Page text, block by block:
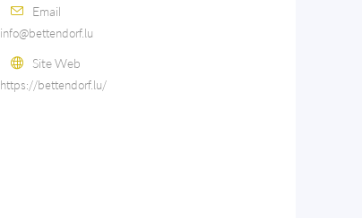
Email
info@bettendorf.lu
Site Web
https://bettendorf.lu/